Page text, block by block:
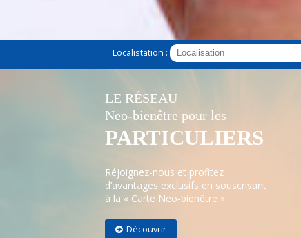
Localistation :
LE RÉSEAU
Neo-bienêtre pour les
PARTICULIERS
Réjoignez-nous et profitez
d’avantages exclusifs en souscrivant
à la « Carte Neo-bienêtre »
Découvrir